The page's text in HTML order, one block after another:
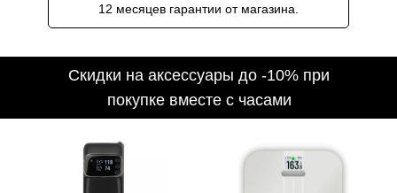
12 месяцев гарантии от магазина.